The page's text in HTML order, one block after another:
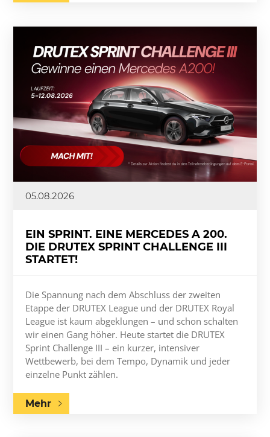
05.08.2026
EIN SPRINT. EINE MERCEDES A 200.
DIE DRUTEX SPRINT CHALLENGE III
STARTET!
Die Spannung nach dem Abschluss der zweiten
Etappe der DRUTEX League und der DRUTEX Royal
League ist kaum abgeklungen – und schon schalten
wir einen Gang höher. Heute startet die DRUTEX
Sprint Challenge III – ein kurzer, intensiver
Wettbewerb, bei dem Tempo, Dynamik und jeder
einzelne Punkt zählen.
Mehr